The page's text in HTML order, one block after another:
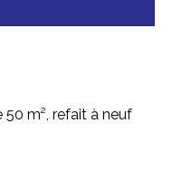
m², refait à neuf